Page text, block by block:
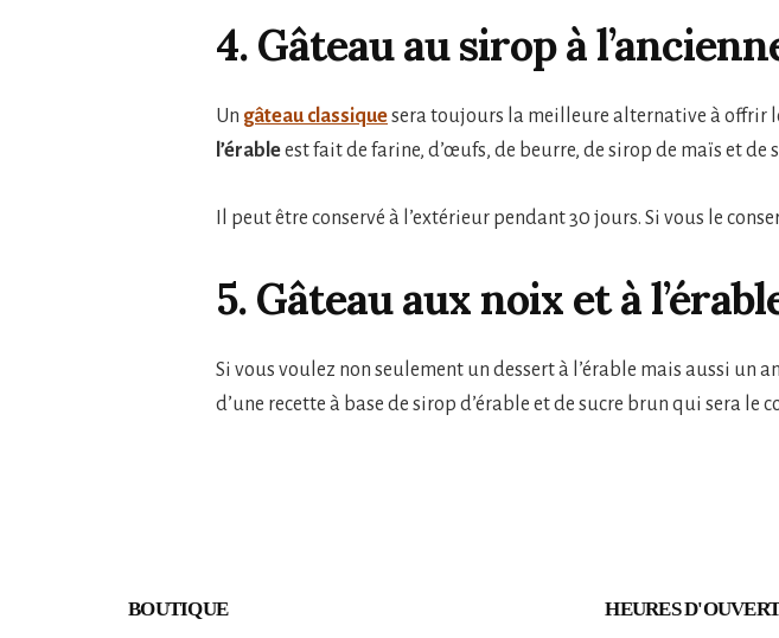
4. Gâteau au sirop à
Un gâteau classiquesera toujours la meilleure alternative à offrir
l’érableest fait de farine, d’œufs, de beurre, de sirop de maïs et de
Il peut être conservé à l’extérieur pendant 30 jours. Si vous le
5. Gâteau aux noix et à
Si vous voulez non seulement un dessert à l’érable mais aussi un
d’une recette à base de sirop d’érable et de sucre brun qui sera
BOUTIQUE HEURES